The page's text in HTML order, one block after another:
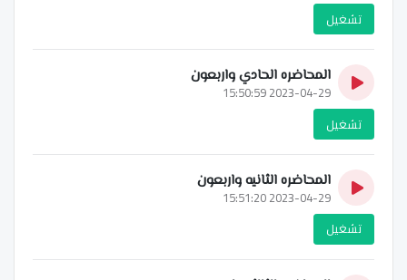
تشغيل
المحاضره الحادي واربعون
2023-04-29 15:50:59
تشغيل
المحاضره الثانيه واربعون
2023-04-29 15:51:20
تشغيل